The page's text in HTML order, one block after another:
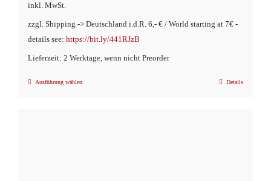
inkl. MwSt.
zzgl. Shipping -> Deutschland i.d.R. 6,- € / World starting at 7€ -
details see: https://bit.ly/441RJzB
Lieferzeit: 2 Werktage, wenn nicht Preorder
Ausführung wählenDieses
Details